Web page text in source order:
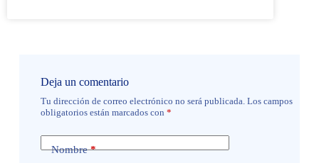
Deja un comentario
Tu dirección de correo electrónico no será publicada. Los campos
obligatorios están marcados con *
Nombre*